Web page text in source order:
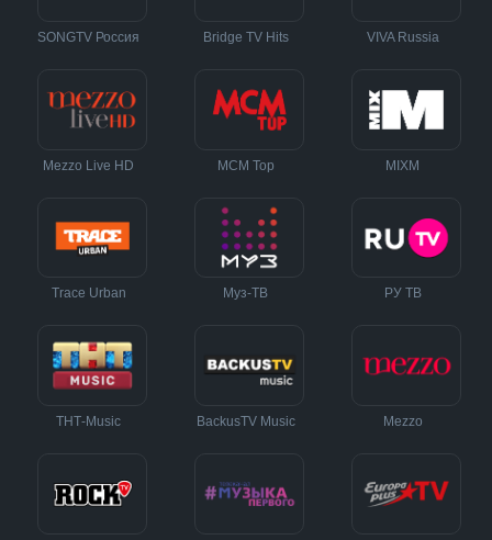
SONGTV Россия Bridge TV Hits VIVA Russia
Mezzo Live HD MCM Top MIXM
Trace Urban Муз-ТВ РУ ТВ
ТНТ-Music BackusTV Music Mezzo